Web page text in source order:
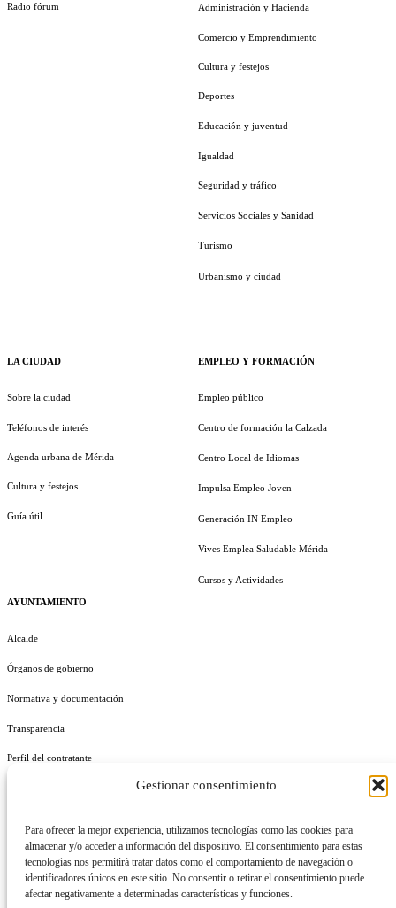
Gestionar consentimiento
Para ofrecer la mejor experiencia, utilizamos tecnologías como las cookies para
almacenar y/o acceder a información del dispositivo. El consentimiento para estas
tecnologías nos permitirá tratar datos como el comportamiento de navegación o
identificadores únicos en este sitio. No consentir o retirar el consentimiento puede
afectar negativamente a determinadas características y funciones.
Radio fórum
LA CIUDAD
Sobre la ciudad
Teléfonos de interés
Agenda urbana de Mérida
Cultura y festejos
Guía útil
AYUNTAMIENTO
Alcalde
Órganos de gobierno
Normativa y documentación
Transparencia
Perfil del contratante
Administración y Hacienda
Comercio y Emprendimiento
Cultura y festejos
Deportes
Educación y juventud
Igualdad
Seguridad y tráfico
Servicios Sociales y Sanidad
Turismo
Urbanismo y ciudad
EMPLEO Y FORMACIÓN
Empleo público
Centro de formación la Calzada
Centro Local de Idiomas
Impulsa Empleo Joven
Generación IN Empleo
Vives Emplea Saludable Mérida
Cursos y Actividades